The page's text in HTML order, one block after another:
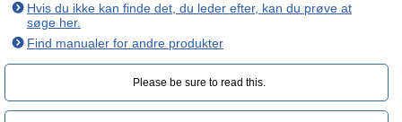
Hvis du ikke kan finde det, du leder efter, kan du prøve at
søge her.
Find manualer for andre produkter
Please be sure to read this.‎